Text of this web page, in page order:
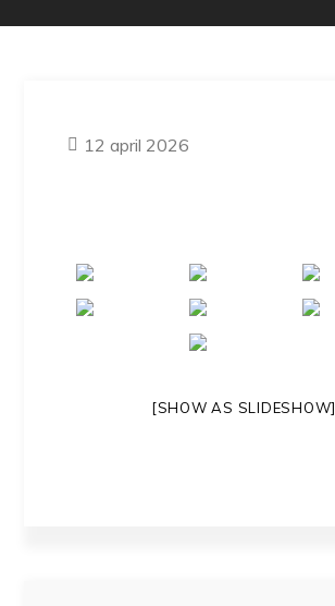
12 april 2026
[SHOW AS SLIDESHOW]